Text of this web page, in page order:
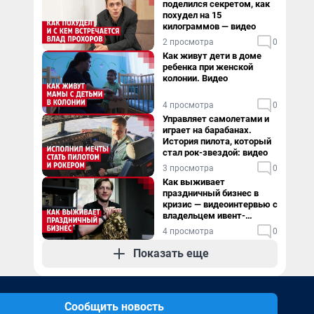
поделился секретом, как
похудел на 15
килограммов — видео
2 просмотра 0
Как живут дети в доме
ребенка при женской
колонии. Видео
4 просмотра 0
Управляет самолетами и
играет на барабанах.
История пилота, который
стал рок-звездой: видео
3 просмотра 0
Как выживает
праздничный бизнес в
кризис — видеоинтервью с
владельцем ивент-
агентства
4 просмотра 0
Показать еще
Сообщить новость